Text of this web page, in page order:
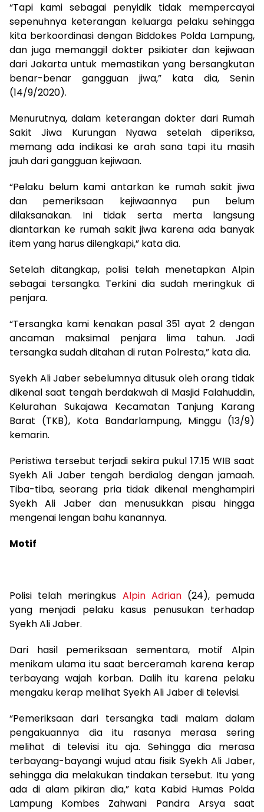
“Tapi kami sebagai penyidik tidak mempercayai
sepenuhnya keterangan keluarga pelaku sehingga
kita berkoordinasi dengan Biddokes Polda Lampung,
dan juga memanggil dokter psikiater dan kejiwaan
dari Jakarta untuk memastikan yang bersangkutan
benar-benar gangguan jiwa,” kata dia, Senin
(14/9/2020).
Menurutnya, dalam keterangan dokter dari Rumah
Sakit Jiwa Kurungan Nyawa setelah diperiksa,
memang ada indikasi ke arah sana tapi itu masih
jauh dari gangguan kejiwaan.
“Pelaku belum kami antarkan ke rumah sakit jiwa
dan pemeriksaan kejiwaannya pun belum
dilaksanakan. Ini tidak serta merta langsung
diantarkan ke rumah sakit jiwa karena ada banyak
item yang harus dilengkapi,” kata dia.
Setelah ditangkap, polisi telah menetapkan Alpin
sebagai tersangka. Terkini dia sudah meringkuk di
penjara.
“Tersangka kami kenakan pasal 351 ayat 2 dengan
ancaman maksimal penjara lima tahun. Jadi
tersangka sudah ditahan di rutan Polresta,” kata dia.
Syekh Ali Jaber sebelumnya ditusuk oleh orang tidak
dikenal saat tengah berdakwah di Masjid Falahuddin,
Kelurahan Sukajawa Kecamatan Tanjung Karang
Barat (TKB), Kota Bandarlampung, Minggu (13/9)
kemarin.
Peristiwa tersebut terjadi sekira pukul 17.15 WIB saat
Syekh Ali Jaber tengah berdialog dengan jamaah.
Tiba-tiba, seorang pria tidak dikenal menghampiri
Syekh Ali Jaber dan menusukkan pisau hingga
mengenai lengan bahu kanannya.
Motif
Polisi telah meringkus Alpin Adrian(24), pemuda
yang menjadi pelaku kasus penusukan terhadap
Syekh Ali Jaber.
Dari hasil pemeriksaan sementara, motif Alpin
menikam ulama itu saat berceramah karena kerap
terbayang wajah korban. Dalih itu karena pelaku
mengaku kerap melihat Syekh Ali Jaber di televisi.
“Pemeriksaan dari tersangka tadi malam dalam
pengakuannya dia itu rasanya merasa sering
melihat di televisi itu aja. Sehingga dia merasa
terbayang-bayangi wujud atau fisik Syekh Ali Jaber,
sehingga dia melakukan tindakan tersebut. Itu yang
ada di alam pikiran dia,” kata Kabid Humas Polda
Lampung Kombes Zahwani Pandra Arsya saat